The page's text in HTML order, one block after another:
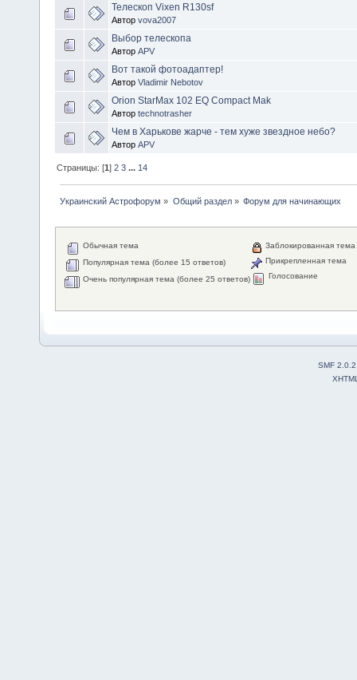
Телескоп Vixen R130sf
Автор vova2007
Выбор телескопа
Автор APV
Вот такой фотоадаптер!
Автор Vladimir Nebotov
Orion StarMax 102 EQ Compact Mak
Автор technotrasher
Чем в Харькове жарче - тем хуже звездное небо?
Автор APV
Страницы: [1]2 3 ... 14
Украинский Астрофорум » Общий раздел» Форум для начинающих
Обычная тема
Популярная тема (более 15 ответов)
Очень популярная тема (более 25 ответов)
Заблокированная тема
Прикрепленная тема
Голосование
SMF 2.0.2